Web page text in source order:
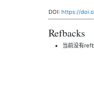
DOI: https://
Refbacks
当前没有